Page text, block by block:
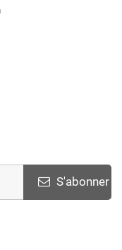
S'abonner